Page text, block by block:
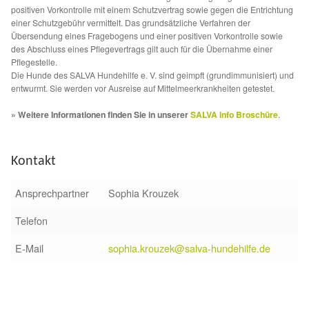
Glückliche Fellnasen
Happy End Stories
Regenbogenbrücke
Aktuelles
SALVA News
Reiseberichte
Kreativprojekte
positiven Vorkontrolle mit einem Schutzvertrag sowie gegen die Entrichtung
einer Schutzgebühr vermittelt. Das grundsätzliche Verfahren der
Übersendung eines Fragebogens und einer positiven Vorkontrolle sowie
des Abschluss eines Pflegevertrags gilt auch für die Übernahme einer
Pflegestelle.
Die Hunde des SALVA Hundehilfe e. V. sind geimpft (grundimmunisiert) und
entwurmt. Sie werden vor Ausreise auf Mittelmeerkrankheiten getestet.
» Weitere Informationen finden Sie in unsererSALVA Info Broschüre.
Kontakt
Ansprechpartner
Sophia Krouzek
Telefon
E-Mail
sophia.krouzek@salva-hundehilfe.de